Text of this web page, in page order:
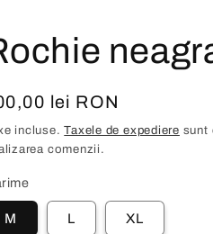
lei RON
incluse.Taxele de expediere sunt
comenzii.
M L XL